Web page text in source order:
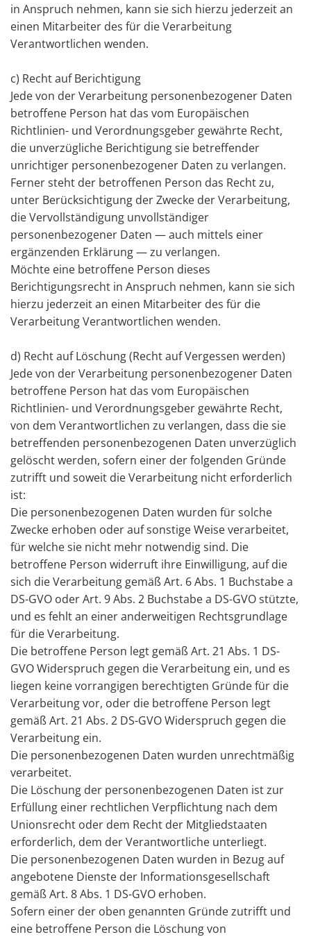
in Anspruch nehmen, kann sie sich hierzu jederzeit an
einen Mitarbeiter des für die Verarbeitung
Verantwortlichen wenden.
c) Recht auf Berichtigung
Jede von der Verarbeitung personenbezogener Daten
betroffene Person hat das vom Europäischen
Richtlinien- und Verordnungsgeber gewährte Recht,
die unverzügliche Berichtigung sie betreffender
unrichtiger personenbezogener Daten zu verlangen.
Ferner steht der betroffenen Person das Recht zu,
unter Berücksichtigung der Zwecke der Verarbeitung,
die Vervollständigung unvollständiger
personenbezogener Daten — auch mittels einer
ergänzenden Erklärung — zu verlangen.
Möchte eine betroffene Person dieses
Berichtigungsrecht in Anspruch nehmen, kann sie sich
hierzu jederzeit an einen Mitarbeiter des für die
Verarbeitung Verantwortlichen wenden.
d) Recht auf Löschung (Recht auf Vergessen werden)
Jede von der Verarbeitung personenbezogener Daten
betroffene Person hat das vom Europäischen
Richtlinien- und Verordnungsgeber gewährte Recht,
von dem Verantwortlichen zu verlangen, dass die sie
betreffenden personenbezogenen Daten unverzüglich
gelöscht werden, sofern einer der folgenden Gründe
zutrifft und soweit die Verarbeitung nicht erforderlich
ist:
Die personenbezogenen Daten wurden für solche
Zwecke erhoben oder auf sonstige Weise verarbeitet,
für welche sie nicht mehr notwendig sind. Die
betroffene Person widerruft ihre Einwilligung, auf die
sich die Verarbeitung gemäß Art. 6 Abs. 1 Buchstabe a
DS-GVO oder Art. 9 Abs. 2 Buchstabe a DS-GVO stützte,
und es fehlt an einer anderweitigen Rechtsgrundlage
für die Verarbeitung.
Die betroffene Person legt gemäß Art. 21 Abs. 1 DS-
GVO Widerspruch gegen die Verarbeitung ein, und es
liegen keine vorrangigen berechtigten Gründe für die
Verarbeitung vor, oder die betroffene Person legt
gemäß Art. 21 Abs. 2 DS-GVO Widerspruch gegen die
Verarbeitung ein.
Die personenbezogenen Daten wurden unrechtmäßig
verarbeitet.
Die Löschung der personenbezogenen Daten ist zur
Erfüllung einer rechtlichen Verpflichtung nach dem
Unionsrecht oder dem Recht der Mitgliedstaaten
erforderlich, dem der Verantwortliche unterliegt.
Die personenbezogenen Daten wurden in Bezug auf
angebotene Dienste der Informationsgesellschaft
gemäß Art. 8 Abs. 1 DS-GVO erhoben.
Sofern einer der oben genannten Gründe zutrifft und
eine betroffene Person die Löschung von